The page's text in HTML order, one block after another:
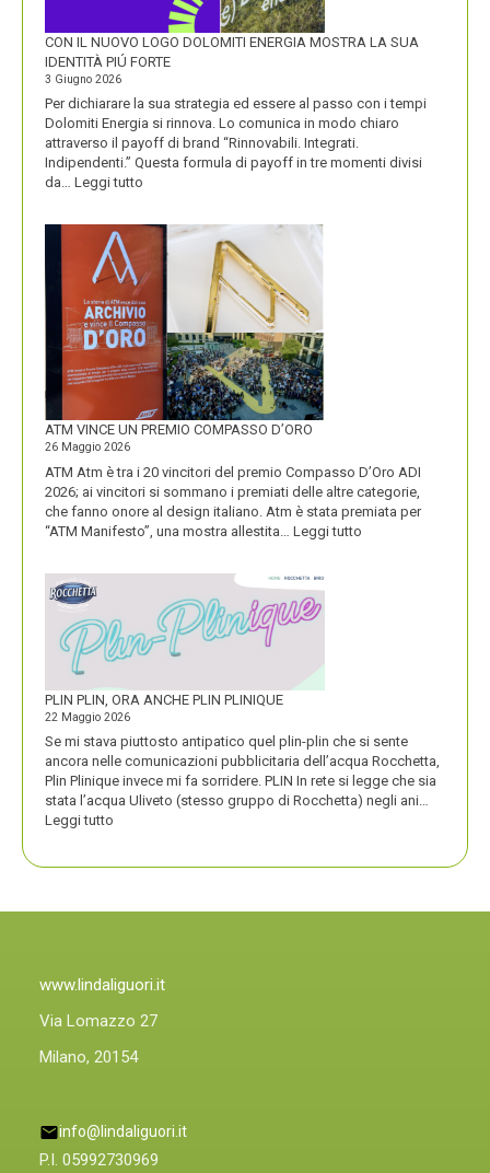
CON IL NUOVO LOGO DOLOMITI ENERGIA MOSTRA LA SUA
IDENTITÀ PIÚ FORTE
3 Giugno 2026
Per dichiarare la sua strategia ed essere al passo con i tempi
Dolomiti Energia si rinnova. Lo comunica in modo chiaro
attraverso il payoff di brand “Rinnovabili. Integrati.
Indipendenti.” Questa formula di payoff in tre momenti divisi
da… Leggi tutto
IL
NUOVO
LOGO
DOLOMITI
ENERGIA
MOSTRA
LA
SUA
IDENTITÀ
FORTE
ATM VINCE UN PREMIO COMPASSO D’ORO
26 Maggio 2026
ATM Atm è tra i 20 vincitori del premio Compasso D’Oro ADI
2026; ai vincitori si sommano i premiati delle altre categorie,
che fanno onore al design italiano. Atm è stata premiata per
“ATM Manifesto”, una mostra allestita… Leggi tutto
PLIN PLIN, ORA ANCHE PLIN PLINIQUE
22 Maggio 2026
Se mi stava piuttosto antipatico quel plin-plin che si sente
ancora nelle comunicazioni pubblicitaria dell’acqua Rocchetta,
Plin Plinique invece mi fa sorridere. PLIN In rete si legge che sia
stata l’acqua Uliveto (stesso gruppo di Rocchetta) negli ani…
Leggi tutto
www.lindaliguori.it
Via Lomazzo 27
Milano, 20154
info@lindaliguori.it
P.I. 05992730969